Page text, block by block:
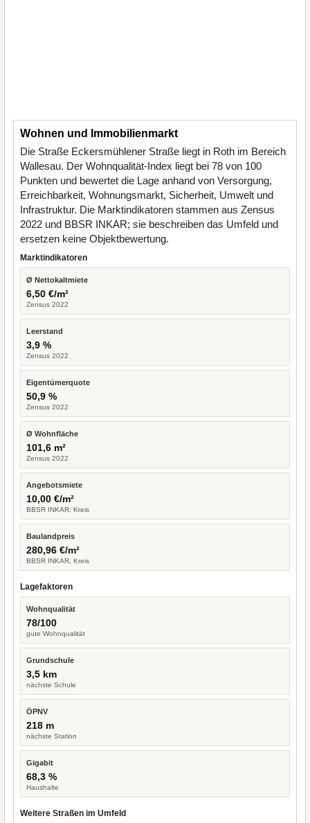
Wohnen und Immobilienmarkt
Die Straße Eckersmühlener Straße liegt in Roth im Bereich
Wallesau. Der Wohnqualität-Index liegt bei 78 von 100
Punkten und bewertet die Lage anhand von Versorgung,
Erreichbarkeit, Wohnungsmarkt, Sicherheit, Umwelt und
Infrastruktur. Die Marktindikatoren stammen aus Zensus
2022 und BBSR INKAR; sie beschreiben das Umfeld und
ersetzen keine Objektbewertung.
Marktindikatoren
Ø Nettokaltmiete
6,50 €/m²
Zensus 2022
Leerstand
3,9 %
Zensus 2022
Eigentümerquote
50,9 %
Zensus 2022
Ø Wohnfläche
101,6 m²
Zensus 2022
Angebotsmiete
10,00 €/m²
BBSR INKAR, Kreis
Baulandpreis
280,96 €/m²
BBSR INKAR, Kreis
Lagefaktoren
Wohnqualität
78/100
gute Wohnqualität
Grundschule
3,5 km
nächste Schule
ÖPNV
218 m
nächste Station
Gigabit
68,3 %
Haushalte
Weitere Straßen im Umfeld